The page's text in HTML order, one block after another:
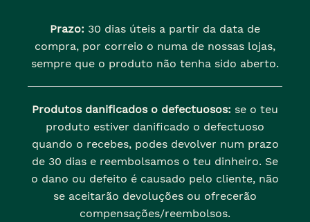
Prazo: 30 dias úteis a partir da data de
compra, por correio o numa de nossas lojas,
sempre que o produto não tenha sido aberto.
Produtos danificados o defectuosos: se o teu
produto estiver danificado o defectuoso
quando o recebes, podes devolver num prazo
de 30 dias e reembolsamos o teu dinheiro. Se
o dano ou defeito é causado pelo cliente, não
se aceitarão devoluções ou ofrecerão
compensações/reembolsos.